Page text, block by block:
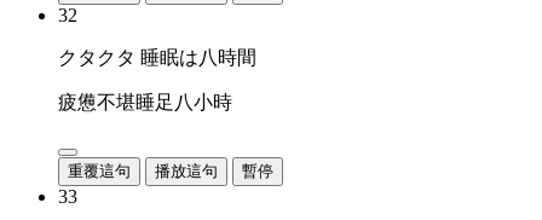
32
クタクタ 睡眠は八時間
疲憊不堪睡足八小時
重覆這句 播放這句 暫停
33